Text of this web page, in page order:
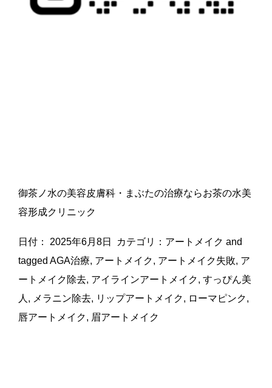
御茶ノ水の美容皮膚科・まぶたの治療ならお茶の水美
容形成クリニック
日付： 2025年6月8日 カテゴリ： アートメイク and
tagged AGA治療, アートメイク, アートメイク失敗, ア
ートメイク除去, アイラインアートメイク, すっぴん美
人 , メラニン除去, リップアートメイク, ローマピンク,
唇アートメイク, 眉アートメイク